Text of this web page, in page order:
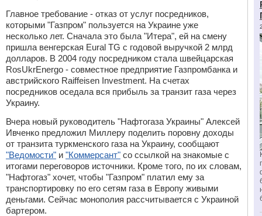
Главное требование - отказ от услуг посредников,
которыми "Газпром" пользуется на Украине уже
несколько лет. Сначала это была "Итера", ей на смену
пришла венгерская Eural TG с годовой выручкой 2 млрд
долларов. В 2004 году посредником стала швейцарская
RosUkrEnergo - совместное предприятие Газпромбанка и
австрийского Raiffeisen Investment. На счетах
посредников оседала вся прибыль за транзит газа через
Украину.
Вчера новый руководитель "Нафтогаза Украины" Алексей
Ивченко предложил Миллеру поделить поровну доходы
от транзита туркменского газа на Украину, сообщают
"Ведомости" и "Коммерсант" со ссылкой на знакомые с
итогами переговоров источники. Кроме того, по их словам,
"Нафтогаз" хочет, чтобы "Газпром" платил ему за
транспортировку по его сетям газа в Европу живыми
деньгами. Сейчас монополия рассчитывается с Украиной
бартером.